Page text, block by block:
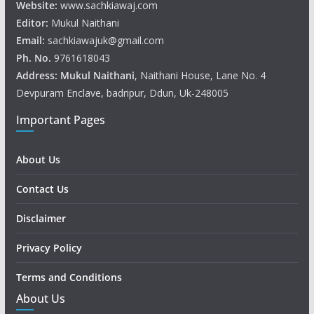
Website: www.sachkiawaj.com
Editor: Mukul Naithani
Email: sachkiawajuk@gmail.com
Ph. No. 9761618043
Address: Mukul Naithani, Naithani House, Lane No. 4
Devpuram Enclave, badripur, Ddun, Uk-248005
Important Pages
About Us
Contact Us
Disclaimer
Privacy Policy
Terms and Conditions
About Us